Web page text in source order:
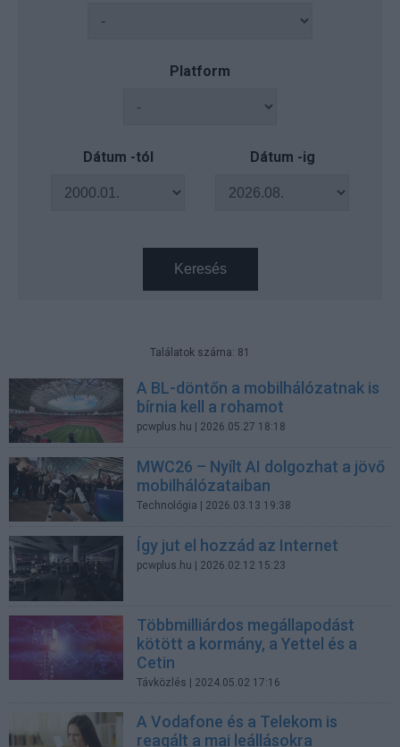
Platform
Dátum -tól Dátum -ig
Keresés
Találatok száma: 81
A BL-döntőn a mobilhálózatnak is
bírnia kell a rohamot
pcwplus.hu | 2026.05.27 18:18
MWC26 – Nyílt AI dolgozhat a jövő
mobilhálózataiban
Technológia | 2026.03.13 19:38
Így jut el hozzád az Internet
pcwplus.hu | 2026.02.12 15:23
Többmilliárdos megállapodást
kötött a kormány, a Yettel és a
Cetin
Távközlés | 2024.05.02 17:16
A Vodafone és a Telekom is
reagált a mai leállásokra